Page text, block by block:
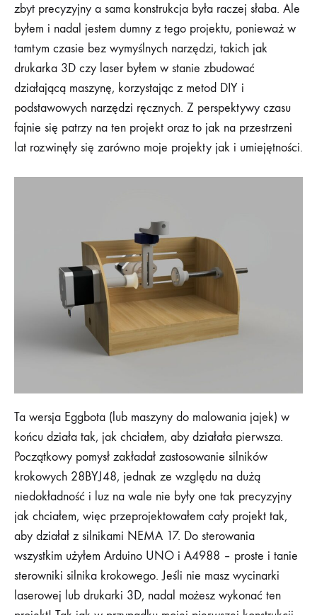
zbyt precyzyjny a sama konstrukcja była raczej słaba. Ale
byłem i nadal jestem dumny z tego projektu, ponieważ w
tamtym czasie bez wymyślnych narzędzi, takich jak
drukarka 3D czy laser byłem w stanie zbudować
działającą maszynę, korzystając z metod DIY i
podstawowych narzędzi ręcznych. Z perspektywy czasu
fajnie się patrzy na ten projekt oraz to jak na przestrzeni
lat rozwinęły się zarówno moje projekty jak i umiejętności.
Ta wersja Eggbota (lub maszyny do malowania jajek) w
końcu działa tak, jak chciałem, aby działała pierwsza.
Początkowy pomysł zakładał zastosowanie silników
krokowych 28BYJ48, jednak ze względu na dużą
niedokładność i luz na wale nie były one tak precyzyjny
jak chciałem, więc przeprojektowałem cały projekt tak,
aby działał z silnikami NEMA 17. Do sterowania
wszystkim użyłem Arduino UNO i A4988 – proste i tanie
sterowniki silnika krokowego. Jeśli nie masz wycinarki
laserowej lub drukarki 3D, nadal możesz wykonać ten